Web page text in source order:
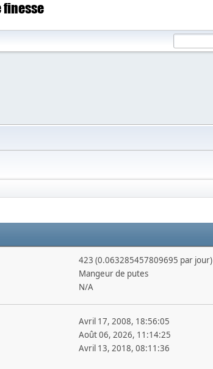
finesse
423 (0.063285457809695 par jour)
Mangeur de putes
N/A
Avril 17, 2008, 18:56:05
Août 06, 2026, 11:14:25
Avril 13, 2018, 08:11:36